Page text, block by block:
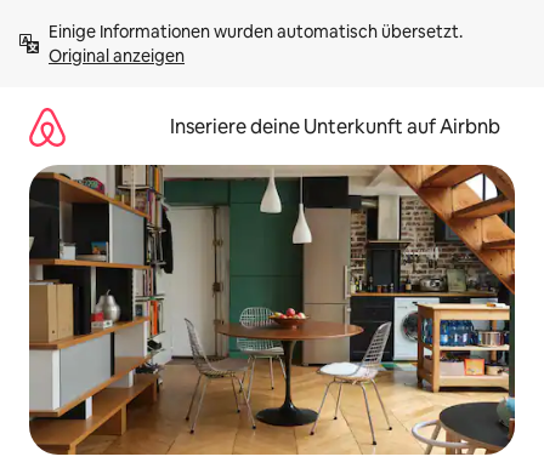
Inhalten
springenOriginal anzeigen
Inseriere deine Unterkunft auf Airbnb